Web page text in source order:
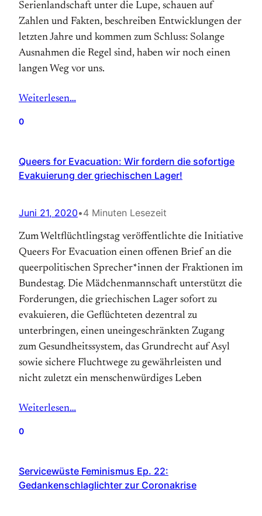
Serienlandschaft unter die Lupe, schauen auf
Zahlen und Fakten, beschreiben Entwicklungen der
letzten Jahre und kommen zum Schluss: Solange
Ausnahmen die Regel sind, haben wir noch einen
langen Weg vor uns.
Weiterlesen…
0
Queers for Evacuation: Wir fordern die sofortige
Evakuierung der griechischen Lager!
Juni 21, 2020•4 Minuten Lesezeit
Zum Weltflüchtlingstag veröffentlichte die Initiative
Queers For Evacuation einen offenen Brief an die
queerpolitischen Sprecher*innen der Fraktionen im
Bundestag. Die Mädchenmannschaft unterstützt die
Forderungen, die griechischen Lager sofort zu
evakuieren, die Geflüchteten dezentral zu
unterbringen, einen uneingeschränkten Zugang
zum Gesundheitssystem, das Grundrecht auf Asyl
sowie sichere Fluchtwege zu gewährleisten und
nicht zuletzt ein menschenwürdiges Leben
Weiterlesen…
0
Servicewüste Feminismus Ep. 22:
Gedankenschlaglichter zur Coronakrise